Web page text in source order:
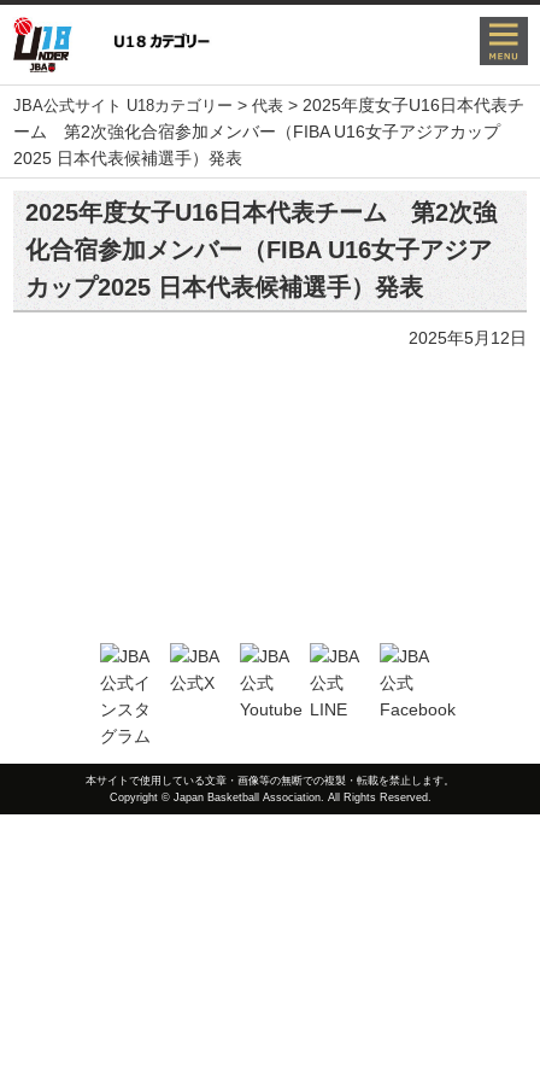
JBA公式サイト U18カテゴリー >代表 >2025年度女子U16日本代表チ
ーム 第2次強化合宿参加メンバー（FIBA U16女子アジアカップ
2025 日本代表候補選手）発表
2025年度女子U16日本代表チーム 第2次強
化合宿参加メンバー（FIBA U16女子アジア
カップ2025 日本代表候補選手）発表
2025年5月12日
本サイトで使用している文章・画像等の無断での複製・転載を禁止します。
Copyright © Japan Basketball Association. All Rights Reserved.